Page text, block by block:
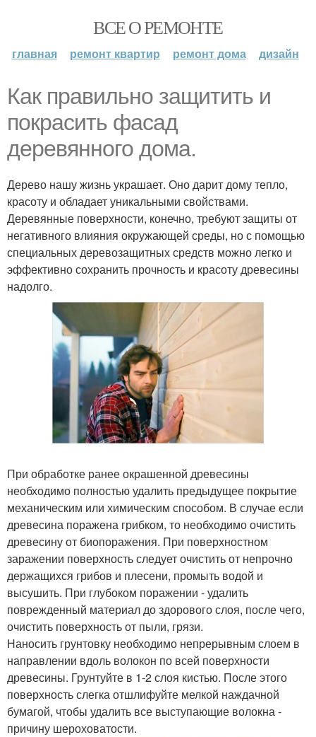
ВСЕ О РЕМОНТЕ
главная ремонт квартир ремонт дома дизайн
Как правильно защитить и
покрасить фасад
деревянного дома.
Дерево нашу жизнь украшает. Оно дарит дому тепло,
красоту и обладает уникальными свойствами.
Деревянные поверхности, конечно, требуют защиты от
негативного влияния окружающей среды, но с помощью
специальных деревозащитных средств можно легко и
эффективно сохранить прочность и красоту древесины
надолго.
При обработке ранее окрашенной древесины
необходимо полностью удалить предыдущее покрытие
механическим или химическим способом. В случае если
древесина поражена грибком, то необходимо очистить
древесину от биопоражения. При поверхностном
заражении поверхность следует очистить от непрочно
держащихся грибов и плесени, промыть водой и
высушить. При глубоком поражении - удалить
поврежденный материал до здорового слоя, после чего,
очистить поверхность от пыли, грязи.
Наносить грунтовку необходимо непрерывным слоем в
направлении вдоль волокон по всей поверхности
древесины. Грунтуйте в 1-2 слоя кистью. После этого
поверхность слегка отшлифуйте мелкой наждачной
бумагой, чтобы удалить все выступающие волокна -
причину шероховатости.